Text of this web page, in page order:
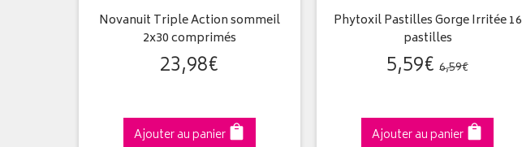
Novanuit Triple Action sommeil
2x30 comprimés
23,98€
Ajouter au panier
Phytoxil Pastilles Gorge Irritée 16
pastilles
5,59€ 6,59€
Ajouter au panier